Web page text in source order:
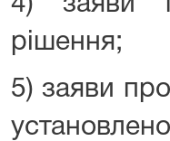
4) заяви
рішення;
5) заяви